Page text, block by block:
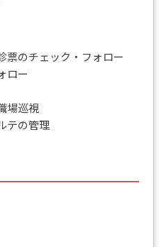
のチェック・フォロー
ロー
場巡視
テの管理